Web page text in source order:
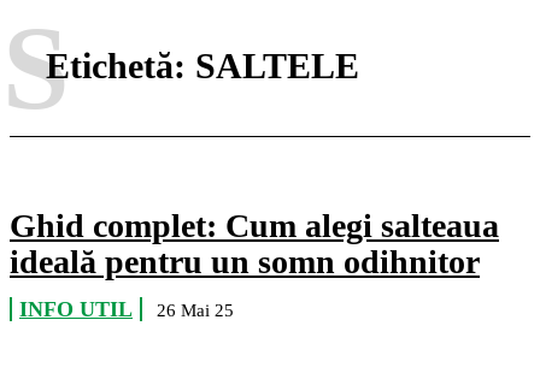
Etichetă: SALTELE
S
Ghid complet: Cum alegi salteaua
ideală pentru un somn odihnitor
INFO UTIL 26 Mai 25